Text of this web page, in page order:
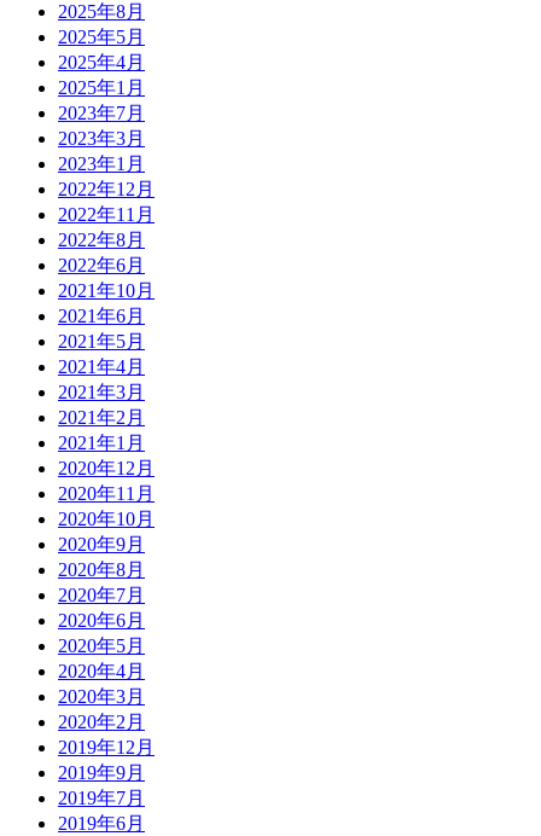
2025年8月
2025年5月
2025年4月
2025年1月
2023年7月
2023年3月
2023年1月
2022年12月
2022年11月
2022年8月
2022年6月
2021年10月
2021年6月
2021年5月
2021年4月
2021年3月
2021年2月
2021年1月
2020年12月
2020年11月
2020年10月
2020年9月
2020年8月
2020年7月
2020年6月
2020年5月
2020年4月
2020年3月
2020年2月
2019年12月
2019年9月
2019年7月
2019年6月